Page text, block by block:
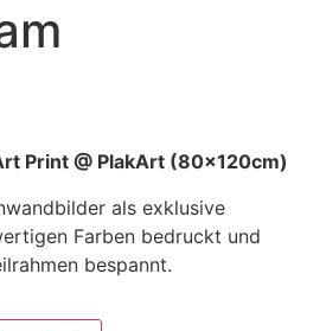
Print @ PlakArt (80x120cm)
als exklusive
Farben bedruckt und
bespannt.